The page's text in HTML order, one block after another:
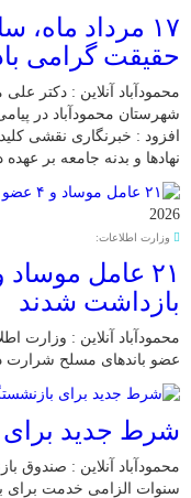
۱۷ مرداد
حقیقت گرامی
محمودآباد آنلاین : دکتر
شهرستان محمودآباد در
افزود : خبرنگاری نقشی
نهادها و بدنه جامعه بر عهده
2026
وزارت اطلاعات:
بازداشت شدند
عضو باند‌های مسلح شرارت
شرط جدید برای
محمودآباد آنلاین : صندوق
سنوات الزامی خدمت برای